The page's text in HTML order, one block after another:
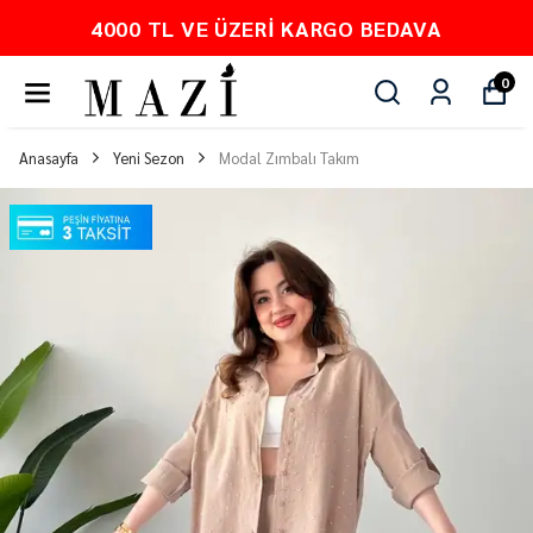
PEŞİN FİYATINA 3
0
Anasayfa Yeni Sezon Modal Zımbalı Takım